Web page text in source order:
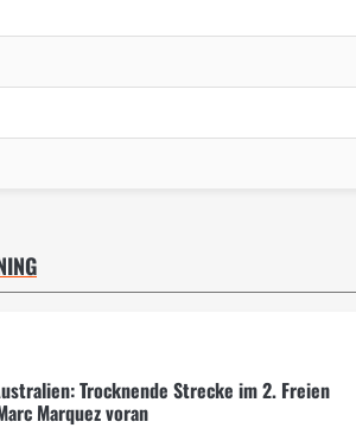
Trocknende Strecke im 2. Freien
Marquez voran